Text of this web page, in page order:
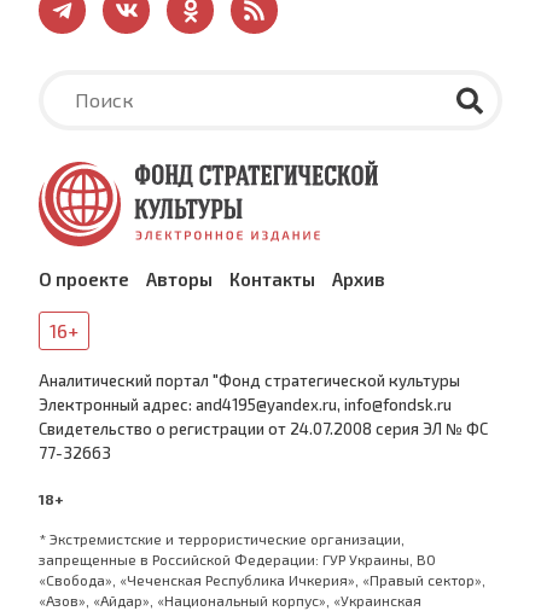
О проекте Авторы Контакты Архив
16+
Аналитический портал "Фонд стратегической культуры
Электронный адрес: and4195@yandex.ru, info@fondsk.ru
Cвидетельство о регистрации от 24.07.2008 серия ЭЛ № ФС
77-32663
18+
* Экстремистские и террористические организации,
запрещенные в Российской Федерации: ГУР Украины, ВО
«Свобода», «Чеченская Республика Ичкерия», «Правый сектор»,
«Азов», «Айдар», «Национальный корпус», «Украинская